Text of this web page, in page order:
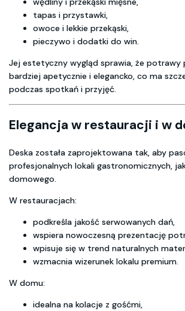
tapas i przystawki,
owoce i lekkie przekąski,
pieczywo i dodatki do win.
Jej estetyczny wygląd sprawia, że potrawy
bardziej apetycznie i elegancko, co ma
podczas spotkań i przyjęć.
Elegancja w restauracji i w
Deska została zaprojektowana tak, aby
profesjonalnych lokali gastronomicznych,
domowego.
W restauracjach:
podkreśla jakość serwowanych dań,
wspiera nowoczesną prezentację
wpisuje się w trend naturalnych
wzmacnia wizerunek lokalu premium.
W domu:
idealna na kolacje z gośćmi,